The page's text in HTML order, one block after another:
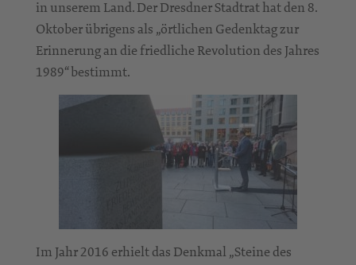
in unserem Land. Der Dresdner Stadtrat hat den 8.
Oktober übrigens als „örtlichen Gedenktag zur
Erinnerung an die friedliche Revolution des Jahres
1989“ bestimmt.
Im Jahr 2016 erhielt das Denkmal „Steine des